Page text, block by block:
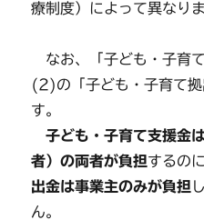
療制度）によって異なりま
なお、「子ども・子育
(2)の「子ども・子育て
す。
子ども・子育て支援金
者）の両者が負担するの
出金は事業主のみが負担
ん。